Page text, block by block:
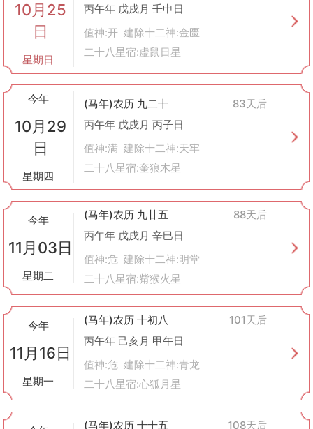
10月25
日
星期日
丙午年 戊戌月 壬申日
值神:开 建除十二神:金匮
二十八星宿:虚鼠日星
今年
10月29
日
星期四
(马年)农历 九二十
83天后
丙午年 戊戌月 丙子日
值神:满 建除十二神:天牢
二十八星宿:奎狼木星
今年
11月03日
星期二
(马年)农历 九廿五
88天后
丙午年 戊戌月 辛巳日
值神:危 建除十二神:明堂
二十八星宿:觜猴火星
今年
11月16日
星期一
(马年)农历 十初八
101天后
丙午年 己亥月 甲午日
值神:危 建除十二神:青龙
二十八星宿:心狐月星
(马年)农历 十十五 108天后